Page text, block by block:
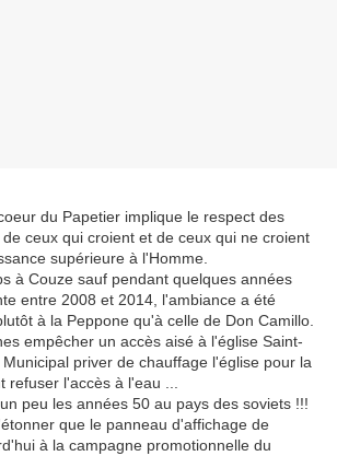
du Papetier implique le respect des
ceux qui croient et de ceux qui ne croient
supérieure à l'Homme.
à Couze sauf pendant quelques années
entre 2008 et 2014, l'ambiance a été
à la Peppone qu'à celle de Don Camillo.
empêcher un accès aisé à l'église Saint-
priver de chauffage l'église pour la
refuser l'accès à l'eau ...
peu les années 50 au pays des soviets !!!
que le panneau d'affichage de
à la campagne promotionnelle du